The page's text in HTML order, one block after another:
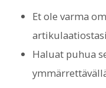
Et ole varma
Haluat puhua